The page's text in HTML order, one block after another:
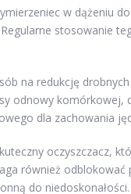
w dążeniu
stosowanie
na redukcję
odnowy komórkowej,
dla zachowania
oczyszczacz,
również
do niedoskonałości.